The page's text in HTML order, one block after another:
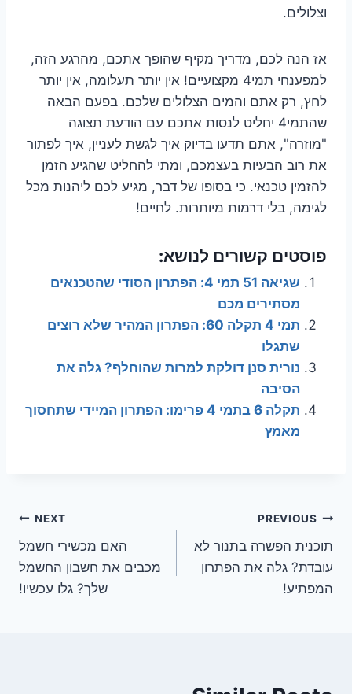
וצלולים.
אז הנה לכם, מדריך מקיף שהופך אתכם, מהרגע הזה,
למפענחי תמי4 מקצועיים! אין יותר תעלומה, אין יותר
לחץ, רק אתם והמים הצלולים שלכם. בפעם הבאה
שהתמי4 יחליט לנסות אתכם עם הודעת תצוגה
"מוזרה", אתם תדעו בדיוק איך לגשת לעניין, איך לפתור
את רוב הבעיות בעצמכם, ומתי להחליט שהגיע הזמן
להזמין טכנאי. כי בסופו של דבר, מגיע לכם ליהנות מכל
לגימה, בלי דרמות מיותרות. לחיים!
פוסטים קשורים לנושא:
שגיאה 51 תמי 4: הפתרון הסודי שהטכנאים
מסתירים מכם
תמי 4 תקלה 60: הפתרון המהיר שלא רוצים
שתגלו
נורית סנן דולקת למרות שהוחלף? גלה את
הסיבה
תקלה 6 בתמי 4 פרימו: הפתרון המיידי שתחסוך
מאמץ
ניווט
PREVIOUS
תוכנית הפשרה בתנור לא
עובדת? גלה את הפתרון
המפתיע!
NEXT
האם מכשירי חשמל
מכבים את חשבון החשמל
שלך? גלו עכשיו!